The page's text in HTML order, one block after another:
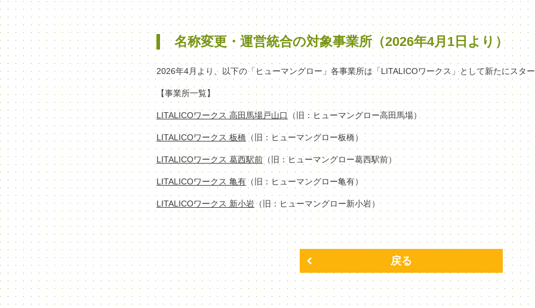
名称変更・運営統合の対象事業所（2026年4月1日より）
2026年4月より、以下の「ヒューマングロー」各事業所は「LITALICOワークス」として新たにスタ
【事業所一覧】
LITALICOワークス 高田馬場戸山口 （旧：ヒューマングロー高田馬場）
LITALICOワークス 板橋 （旧：ヒューマングロー板橋）
LITALICOワークス 葛西駅前（旧：ヒューマングロー葛西駅前）
LITALICOワークス 亀有 （旧：ヒューマングロー亀有）
LITALICOワークス 新小岩（旧：ヒューマングロー新小岩）
戻る